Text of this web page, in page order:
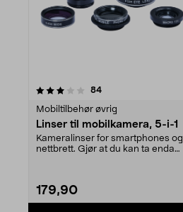
84anmeldelser
Mobiltilbehør øvrig
Linser til mobilkamera, 5-i-1
Kameralinser for smartphones og
nettbrett. Gjør at du kan ta enda
179,90
4.0av 5 stjerner